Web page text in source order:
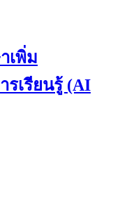
เพิ่ม
เรียนรู้ (AI